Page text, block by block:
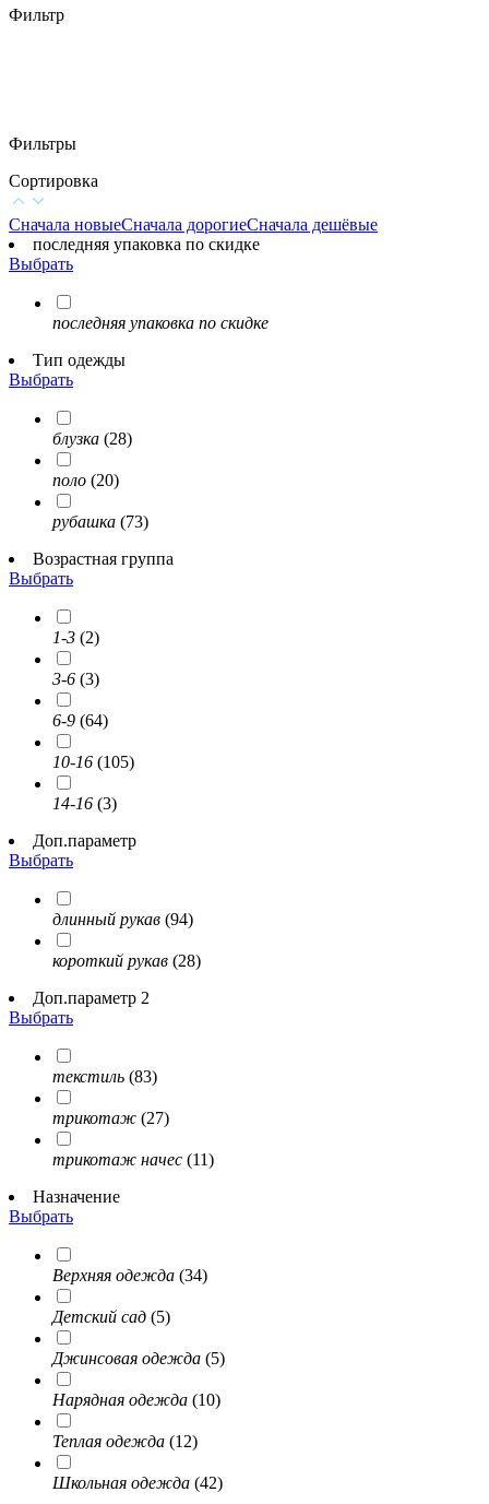
Фильтр
Фильтры
Сортировка
Сначала новыеСначала дорогиеСначала дешёвые
последняя упаковка по скидке
Выбрать
последняя упаковка по скидке
Тип одежды
Выбрать
блузка (28)
поло (20)
рубашка (73)
Возрастная группа
Выбрать
1-3 (2)
3-6 (3)
6-9 (64)
10-16 (105)
14-16 (3)
Доп.параметр
Выбрать
длинный рукав (94)
короткий рукав (28)
Доп.параметр 2
Выбрать
текстиль (83)
трикотаж (27)
трикотаж начес (11)
Назначение
Выбрать
Верхняя одежда (34)
Детский сад (5)
Джинсовая одежда (5)
Нарядная одежда (10)
Теплая одежда (12)
Школьная одежда (42)